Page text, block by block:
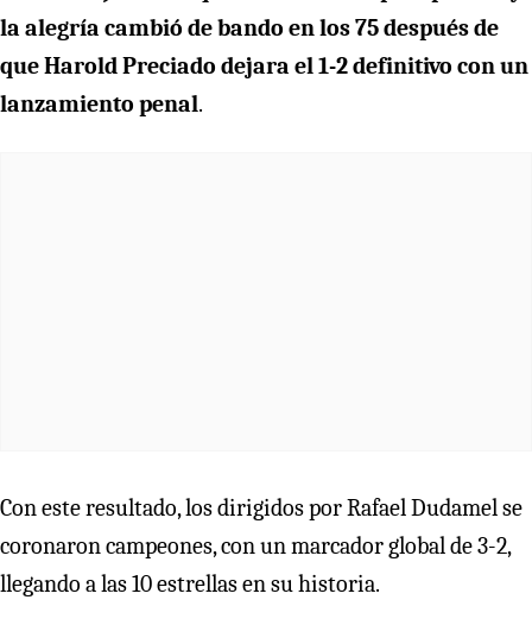
la alegría cambió de bando en los 75 después de
que Harold Preciado dejara el 1-2 definitivo con un
lanzamiento penal.
Con este resultado, los dirigidos por Rafael Dudamel se
coronaron campeones, con un marcador global de 3-2,
llegando a las 10 estrellas en su historia.